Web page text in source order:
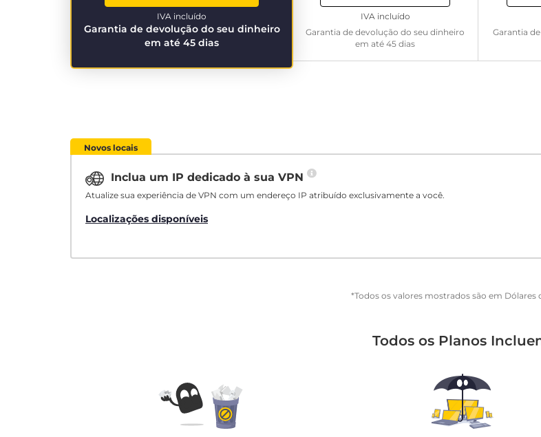
Garantia de devolução do seu dinheiro
em até 45 dias
IVA incluído
Garantia de devolução do seu dinheiro
em até 45 dias
IVA incluído
Garantia
Novos locais
Inclua um IP dedicado à sua VPN
Atualize sua experiência de VPN com um endereço IP atribuído exclusivamente a você.
Localizações disponíveis
*Todos os valores mostrados são em Dólares
Todos os Planos